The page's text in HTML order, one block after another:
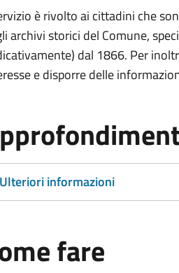
è rivolto ai cittadini che
archivi storici del Comune,
dal 1866. Per
e disporre delle
Ulteriori informazioni
fare